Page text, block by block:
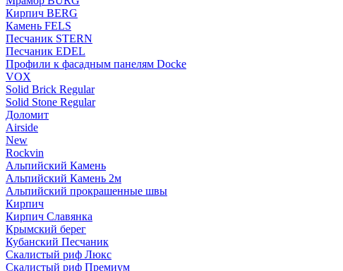
Кирпич BERG
Камень FELS
Пес­ча­ник STERN
Пес­ча­ник EDEL
Профили к фасадным панелям Docke
VOX
Solid Brick Regular
Solid Stone Regular
Доломит
Airside
New
Rockvin
Альпийский Камень
Альпийский Камень 2м
Альпийский прокрашенные швы
Кирпич
Кирпич Славянка
Крымский берег
Кубанский Песчаник
Скалистый риф Люкс
Скалистый риф Премиум